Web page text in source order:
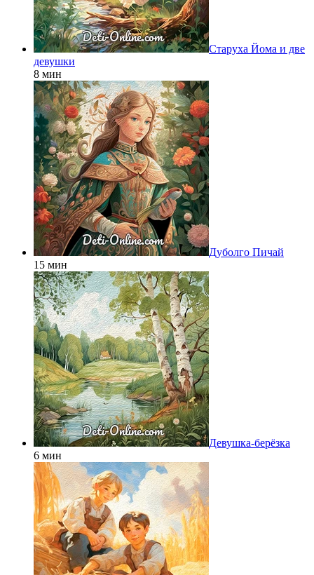
Старуха Йома и две
девушки
8 мин
Дуболго Пичай
15 мин
Девушка-берёзка
6 мин